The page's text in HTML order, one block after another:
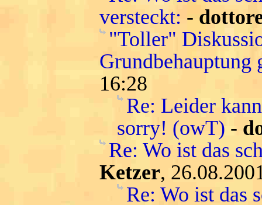
versteckt: -
"Toller"
Grundbehauptung
16:28
Re: Leider
sorry! (owT) -
Re: Wo ist das
Ketzer,
Re: Wo ist das